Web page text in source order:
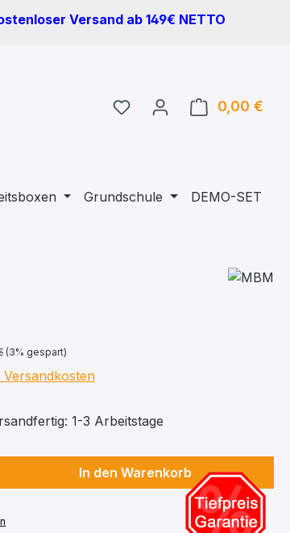
Versand ab 149€ NETTO
Du hast 0 Produkte auf
0,00 €
Grundschule DEMO-SET
(3% gespart)
1-3 Arbeitstage
Gib den gewünschten Wert
In den Warenkorb